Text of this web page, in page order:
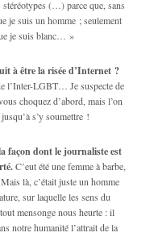
stéréotypes (…) parce que, sans
je suis un homme ; seulement
je suis blanc… »
à être la risée d’Internet ?
l’Inter-LGBT… Je suspecte de
choquez d’abord, mais l’on
s’y soumettre !
façon dont le journaliste est
C’eut été une femme à barbe,
là, c’était juste un homme
sur laquelle les sens du
mensonge nous heurte : il
notre humanité l’attrait de la